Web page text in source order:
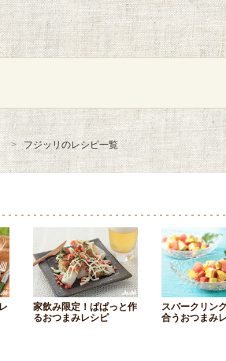
フジッリのレシピ一覧
家飲み限定！ぱぱっと作
るおつまみレシピ
スパークリン
合うおつまみ